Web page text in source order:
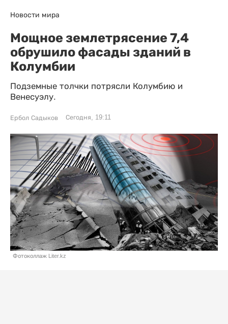
Новости мира
Мощное землетрясение 7,4
обрушило фасады зданий в
Колумбии
Подземные толчки потрясли Колумбию и
Венесуэлу.
Ербол Садыков Сегодня, 19:11
Фотоколлаж Liter.kz